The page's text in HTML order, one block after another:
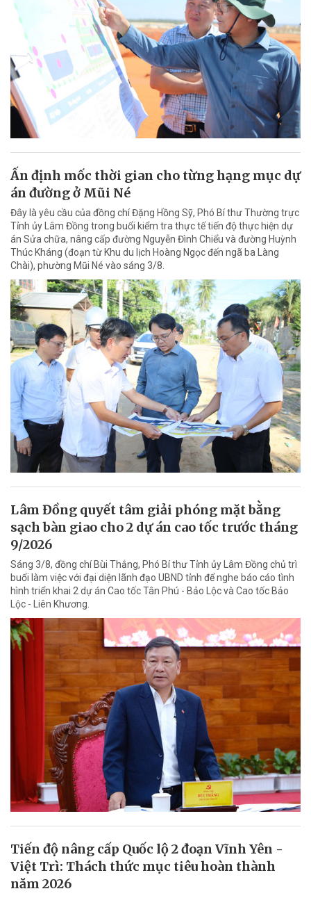
Ấn định mốc thời gian cho từng hạng mục dự
án đường ở Mũi Né
Đây là yêu cầu của đồng chí Đặng Hồng Sỹ, Phó Bí thư Thường trực
Tỉnh ủy Lâm Đồng trong buổi kiểm tra thực tế tiến độ thực hiện dự
án Sửa chữa, nâng cấp đường Nguyễn Đình Chiểu và đường Huỳnh
Thúc Kháng (đoạn từ Khu du lịch Hoàng Ngọc đến ngã ba Làng
Chài), phường Mũi Né vào sáng 3/8.
Lâm Đồng quyết tâm giải phóng mặt bằng
sạch bàn giao cho 2 dự án cao tốc trước tháng
9/2026
Sáng 3/8, đồng chí Bùi Thắng, Phó Bí thư Tỉnh ủy Lâm Đồng chủ trì
buổi làm việc với đại diện lãnh đạo UBND tỉnh để nghe báo cáo tình
hình triển khai 2 dự án Cao tốc Tân Phú - Bảo Lộc và Cao tốc Bảo
Lộc - Liên Khương.
Tiến độ nâng cấp Quốc lộ 2 đoạn Vĩnh Yên -
Việt Trì: Thách thức mục tiêu hoàn thành
năm 2026